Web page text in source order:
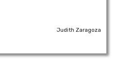
Judith Zaragoza